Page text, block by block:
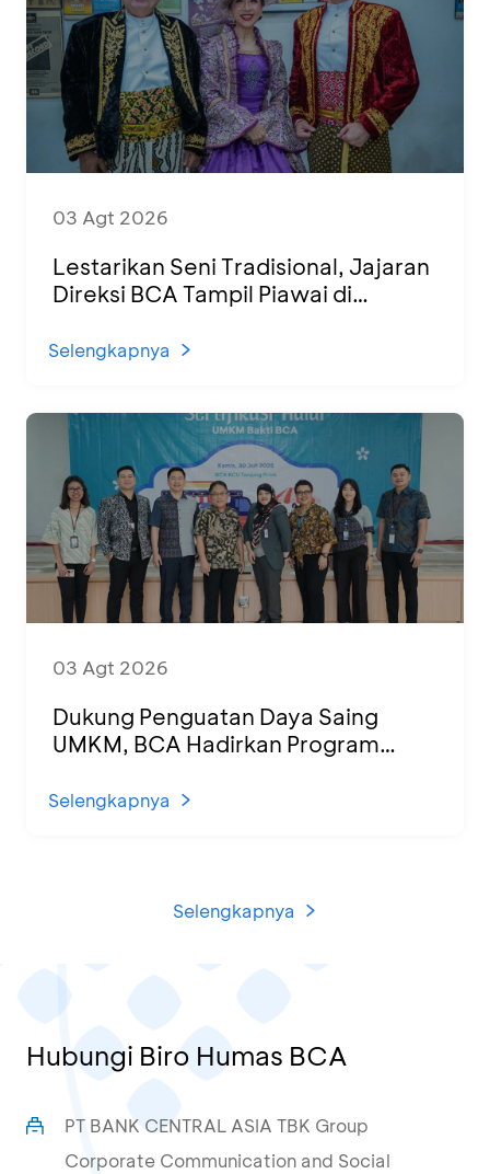
03 Agt 2026
Lestarikan Seni Tradisional, Jajaran
Direksi BCA Tampil Piawai di
Selengkapnya
03 Agt 2026
Dukung Penguatan Daya Saing
UMKM, BCA Hadirkan Program
di KCU Tanjung Priok
Selengkapnya
Selengkapnya
Hubungi Biro Humas BCA
PT BANK CENTRAL ASIA TBK Group
Corporate Communication and Social